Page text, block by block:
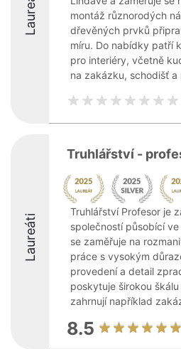
Laureáti
montáž různorodých
dřevěných prvků
míru. Do nabídky patří
pro interiéry, včetně
na zakázku, schodišť
Laureáti
Truhlářství -
Truhlářství Profesor je
společností působící
se zaměřuje na
práce s vysokým
provedení a detail
poskytuje širokou
zahrnují například
8.5